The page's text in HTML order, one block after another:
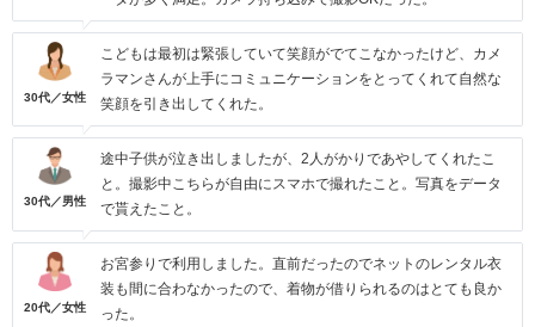
30代／女性
こどもは最初は緊張していて笑顔がでてこなかったけど、カメ
ラマンさんが上手にコミュニケーションをとってくれて自然な
笑顔を引き出してくれた。
30代／男性
途中子供が泣き出しましたが、2人がかりであやしてくれたこ
と。撮影中こちらが自由にスマホで撮れたこと。写真をデータ
で貰えたこと。
20代／女性
お宮参りで利用しました。直前だったのでネットのレンタル衣
装も間に合わなかったので、着物が借りられるのはとても良か
った。